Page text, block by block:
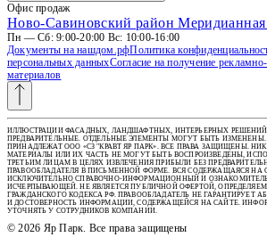
Офис продаж
Ново-Савиновский район Меридианная
Пн — Сб: 9:00-20:00 Вс: 10:00-16:00
Документы на нашдом.рфПолитика
персональных данныхСогласие на получение
материалов
ИЛЛЮСТРАЦИИ ФАСАДНЫХ, ЛАНДШАФТНЫХ, ИНТЕРЬЕРНЫХ
ПРЕДВАРИТЕЛЬНЫЕ. ОТДЕЛЬНЫЕ ЭЛЕМЕНТЫ МОГУТ БЫТЬ ИЗМЕНЕНЫ.
ПРИНАДЛЕЖАТ ООО «СЗ "КРАВТ ЯР ПАРК». ВСЕ ПРАВА ЗАЩИЩЕНЫ.
МАТЕРИАЛЫ ИЛИ ИХ ЧАСТЬ НЕ МОГУТ БЫТЬ ВОСПРОИЗВЕДЕНЫ,
ТРЕТЬИМ ЛИЦАМ В ЦЕЛЯХ ИЗВЛЕЧЕНИЯ ПРИБЫЛИ БЕЗ
ПРАВООБЛАДАТЕЛЯ В ПИСЬМЕННОЙ ФОРМЕ. ВСЯ СОДЕРЖАЩАЯСЯ
ИСКЛЮЧИТЕЛЬНО СПРАВОЧНО-ИНФОРМАЦИОННЫЙ И
ИСЧЕРПЫВАЮЩЕЙ. НЕ ЯВЛЯЕТСЯ ПУБЛИЧНОЙ ОФЕРТОЙ,
ГРАЖДАНСКОГО КОДЕКСА РФ. ПРАВООБЛАДАТЕЛЬ НЕ ГАРАНТИРУЕТ
И ДОСТОВЕРНОСТЬ ИНФОРМАЦИИ, СОДЕРЖАЩЕЙСЯ НА САЙТЕ.
УТОЧНЯТЬ У СОТРУДНИКОВ КОМПАНИИ.
© 2026 Яр Парк. Все права защищены